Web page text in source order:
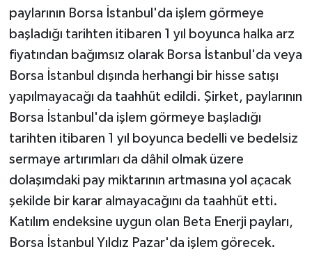
paylarının Borsa İstanbul'da işlem görmeye
başladığı tarihten itibaren 1 yıl boyunca halka arz
fiyatından bağımsız olarak Borsa İstanbul'da veya
Borsa İstanbul dışında herhangi bir hisse satışı
yapılmayacağı da taahhüt edildi. Şirket, paylarının
Borsa İstanbul'da işlem görmeye başladığı
tarihten itibaren 1 yıl boyunca bedelli ve bedelsiz
sermaye artırımları da dâhil olmak üzere
dolaşımdaki pay miktarının artmasına yol açacak
şekilde bir karar almayacağını da taahhüt etti.
Katılım endeksine uygun olan Beta Enerji payları,
Borsa İstanbul Yıldız Pazar'da işlem görecek.